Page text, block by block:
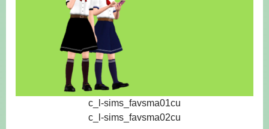
c_l-sims_favsma01cu
c_l-sims_favsma02cu